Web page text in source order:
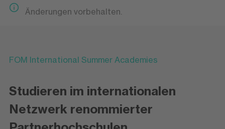
Änderungen vorbehalten.
FOM International Summer Academies
Studieren im internationalen
Netzwerk renommierter